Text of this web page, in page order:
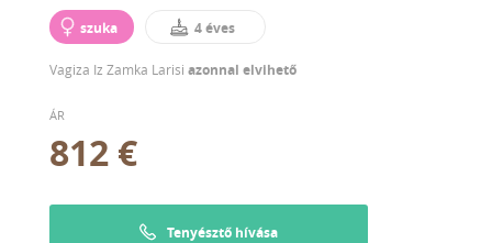
szuka 4 éves
Vagiza Iz Zamka Larisi azonnal elvihető
ÁR
812 €
Tenyésztő hívása